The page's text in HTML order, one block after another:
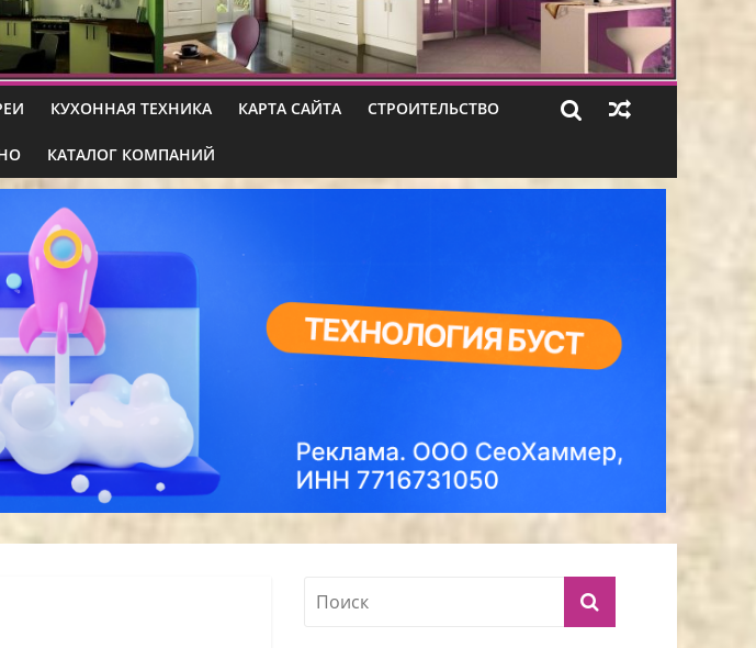
КУХОННАЯ ТЕХНИКА КАРТА САЙТА СТРОИТЕЛЬСТВО
КАТАЛОГ КОМПАНИЙ